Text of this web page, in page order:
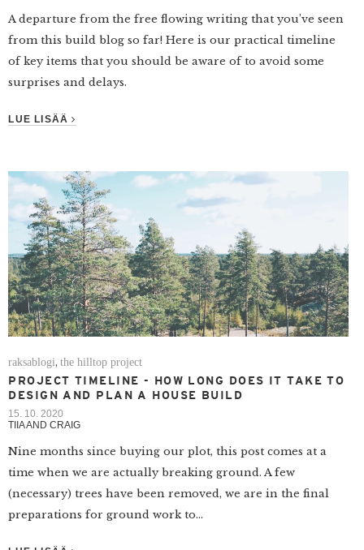
A departure from the free flowing writing that you’ve seen
from this build blog so far! Here is our practical timeline
of key items that you should be aware of to avoid some
surprises and delays.
LUE LISÄÄ
raksablogi,the hilltop project
PROJECT TIMELINE - HOW LONG DOES IT TAKE TO
DESIGN AND PLAN A HOUSE BUILD
15. 10. 2020
TIIA AND CRAIG
Nine months since buying our plot, this post comes at a
time when we are actually breaking ground. A few
(necessary) trees have been removed, we are in the final
preparations for ground work to...